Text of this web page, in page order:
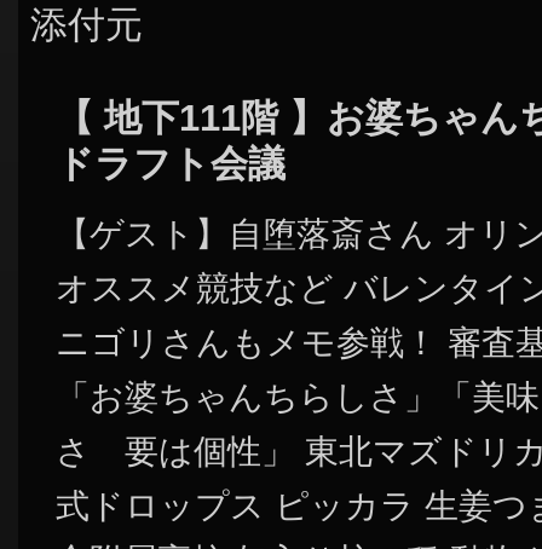
添付元
【 地下111階 】お婆ちゃ
ドラフト会議
【ゲスト】自堕落斎さん オリ
オススメ競技など バレンタイ
ニゴリさんもメモ参戦！ 審査
「お婆ちゃんちらしさ」「美
さ 要は個性」 東北マズドリ
式ドロップス ピッカラ 生姜つ